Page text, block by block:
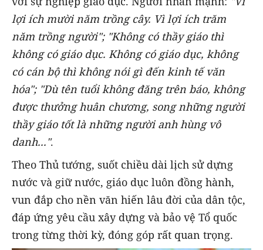
lợi ích mười năm trồng cây. Vì lợi ích trăm
năm trồng người"; "Không có thầy giáo thì
không có giáo dục. Không có giáo dục, không
có cán bộ thì không nói gì đến kinh tế văn
hóa"; "Dù tên tuổi không đăng trên báo, không
được thưởng huân chương, song những người
thầy giáo tốt là những người anh hùng vô
danh...".
Theo Thủ tướng, suốt chiều dài lịch sử dựng
nước và giữ nước, giáo dục luôn đồng hành,
vun đắp cho nền văn hiến lâu đời của dân tộc,
đáp ứng yêu cầu xây dựng và bảo vệ Tổ quốc
trong từng thời kỳ, đóng góp rất quan trọng.